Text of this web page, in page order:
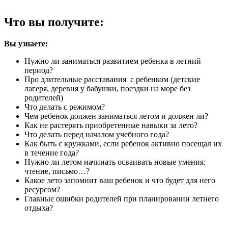
Что вы получите:
Вы узнаете:
Нужно ли заниматься развитием ребенка в летний
период?
Про длительные расставания с ребенком (детские
лагеря, деревня у бабушки, поездки на море без
родителей)
Что делать с режимом?
Чем ребенок должен заниматься летом и должен ли?
Как не растерять приобретенные навыки за лето?
Что делать перед началом учебного года?
Как быть с кружками, если ребенок активно посещал их
в течение года?
Нужно ли летом начинать осваивать новые умения:
чтение, письмо…?
Какое лето запомнит ваш ребенок и что будет для него
ресурсом?
Главные ошибки родителей при планировании летнего
отдыха?